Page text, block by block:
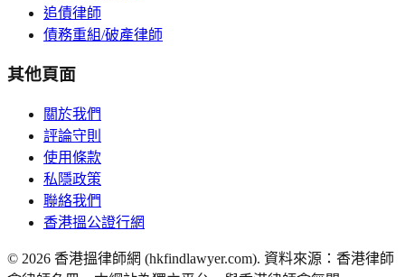
追債律師
債務重組/破產律師
其他頁面
關於我們
評論守則
使用條款
私隱政策
聯絡我們
香港搵公證行網
© 2026 香港搵律師網 (hkfindlawyer.com). 資料來源：香港律師